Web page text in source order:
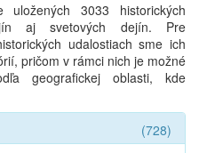
3033 historických
aj svetových dejín. Pre
udalostiach sme ich
pričom v rámci nich je možné
geografickej oblasti, kde
(728)